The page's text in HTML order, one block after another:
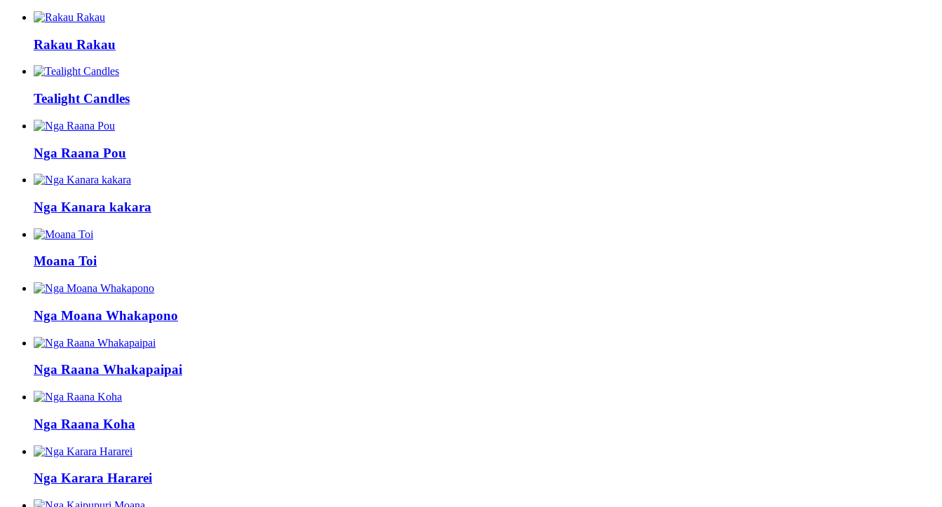
Rakau Rakau
Tealight Candles
Nga Raana Pou
Nga Kanara kakara
Moana Toi
Nga Moana Whakapono
Nga Raana Whakapaipai
Nga Raana Koha
Nga Karara Hararei